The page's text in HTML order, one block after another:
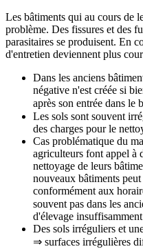
Les bâtiments qui au cours de
problème. Des fissures et des
parasitaires se produisent. En
d'entretien deviennent plus
Dans les anciens
négative n'est créée si
après son entrée dans
Les sols sont souvent
des charges pour le
Cas problématique du
agriculteurs font appel à
nettoyage de leurs
nouveaux bâtiments
conformément aux
souvent pas dans les
d'élevage
Des sols irréguliers et
⇒ surfaces irrégulières